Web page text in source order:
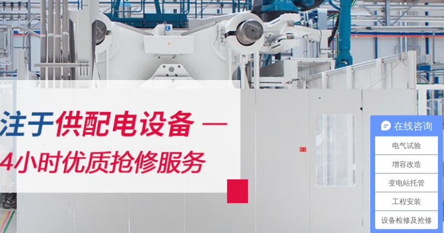
在线咨询
电气试验
增容改造
变电站托管
工程安装
设备检修及抢修